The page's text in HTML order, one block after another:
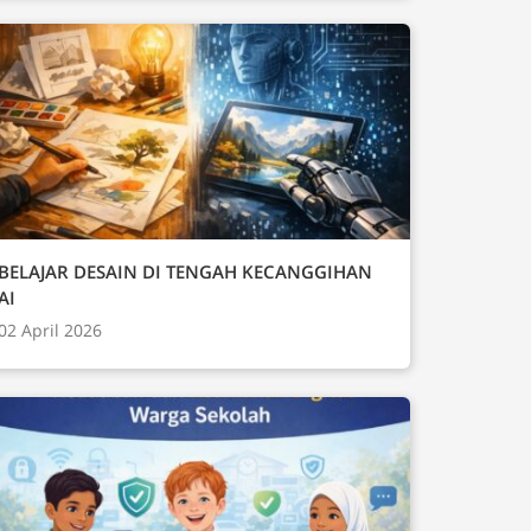
BELAJAR DESAIN DI TENGAH KECANGGIHAN
April 2026